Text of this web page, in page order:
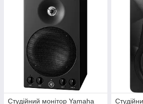
Студійний монітор Yamaha